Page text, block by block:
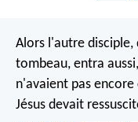
Alors l'autre
tombeau, entra
n'avaient pas encore
Jésus devait